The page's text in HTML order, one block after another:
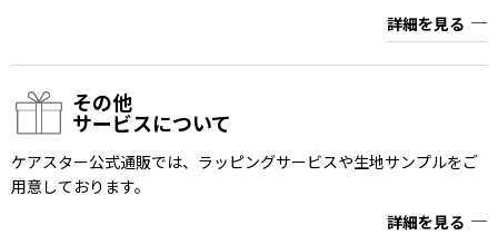
詳細を見る
その他
サービスについて
ケアスター公式通販では、ラッピングサービスや生地サンプルをご
用意しております。
詳細を見る